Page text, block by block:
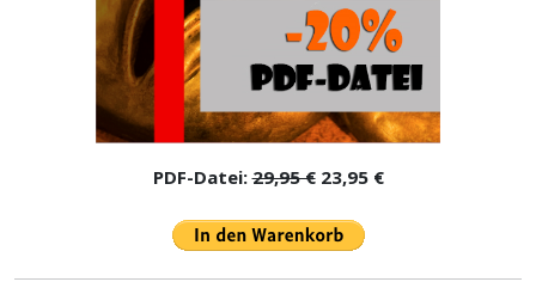
PDF-Datei:29,95 €23,95 €